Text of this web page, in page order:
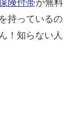
険付帯が無料
持っているの
！知らない人